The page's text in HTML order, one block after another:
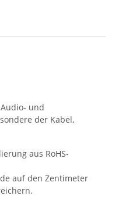
und
der Kabel,
aus RoHS-
auf den Zentimeter